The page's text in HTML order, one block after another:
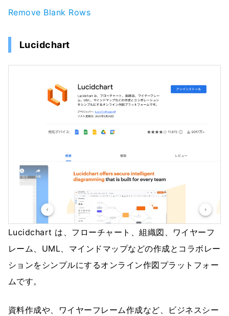
Remove Blank Rows
Lucidchart
Lucidchart は、フローチャート、組織図、ワイヤーフ
レーム、UML、マインドマップなどの作成とコラボレー
ションをシンプルにするオンライン作図プラットフォー
ムです。
資料作成や、ワイヤーフレーム作成など、ビジネスシー